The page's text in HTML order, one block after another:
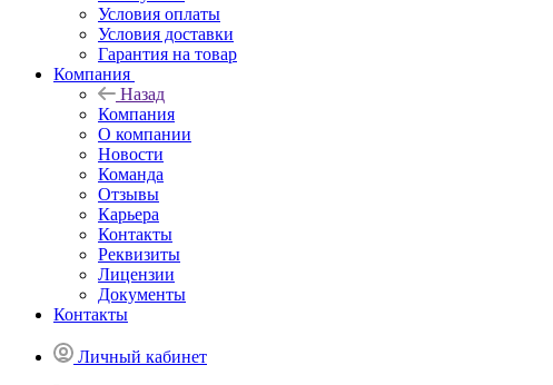
Условия оплаты
Условия доставки
Гарантия на товар
Компания
Назад
Компания
О компании
Новости
Команда
Отзывы
Карьера
Контакты
Реквизиты
Лицензии
Документы
Контакты
Личный кабинет